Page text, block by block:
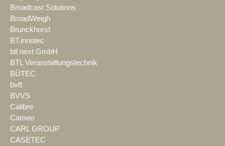
Broadcast Solutions
BroadWeigh
Brunckhorst
BT.innotec
btl next GmbH
BTL Veranstaltungstechnik
BÜTEC
bvft
BVVS
Calibre
Cameo
CARL GROUP
CASETEC